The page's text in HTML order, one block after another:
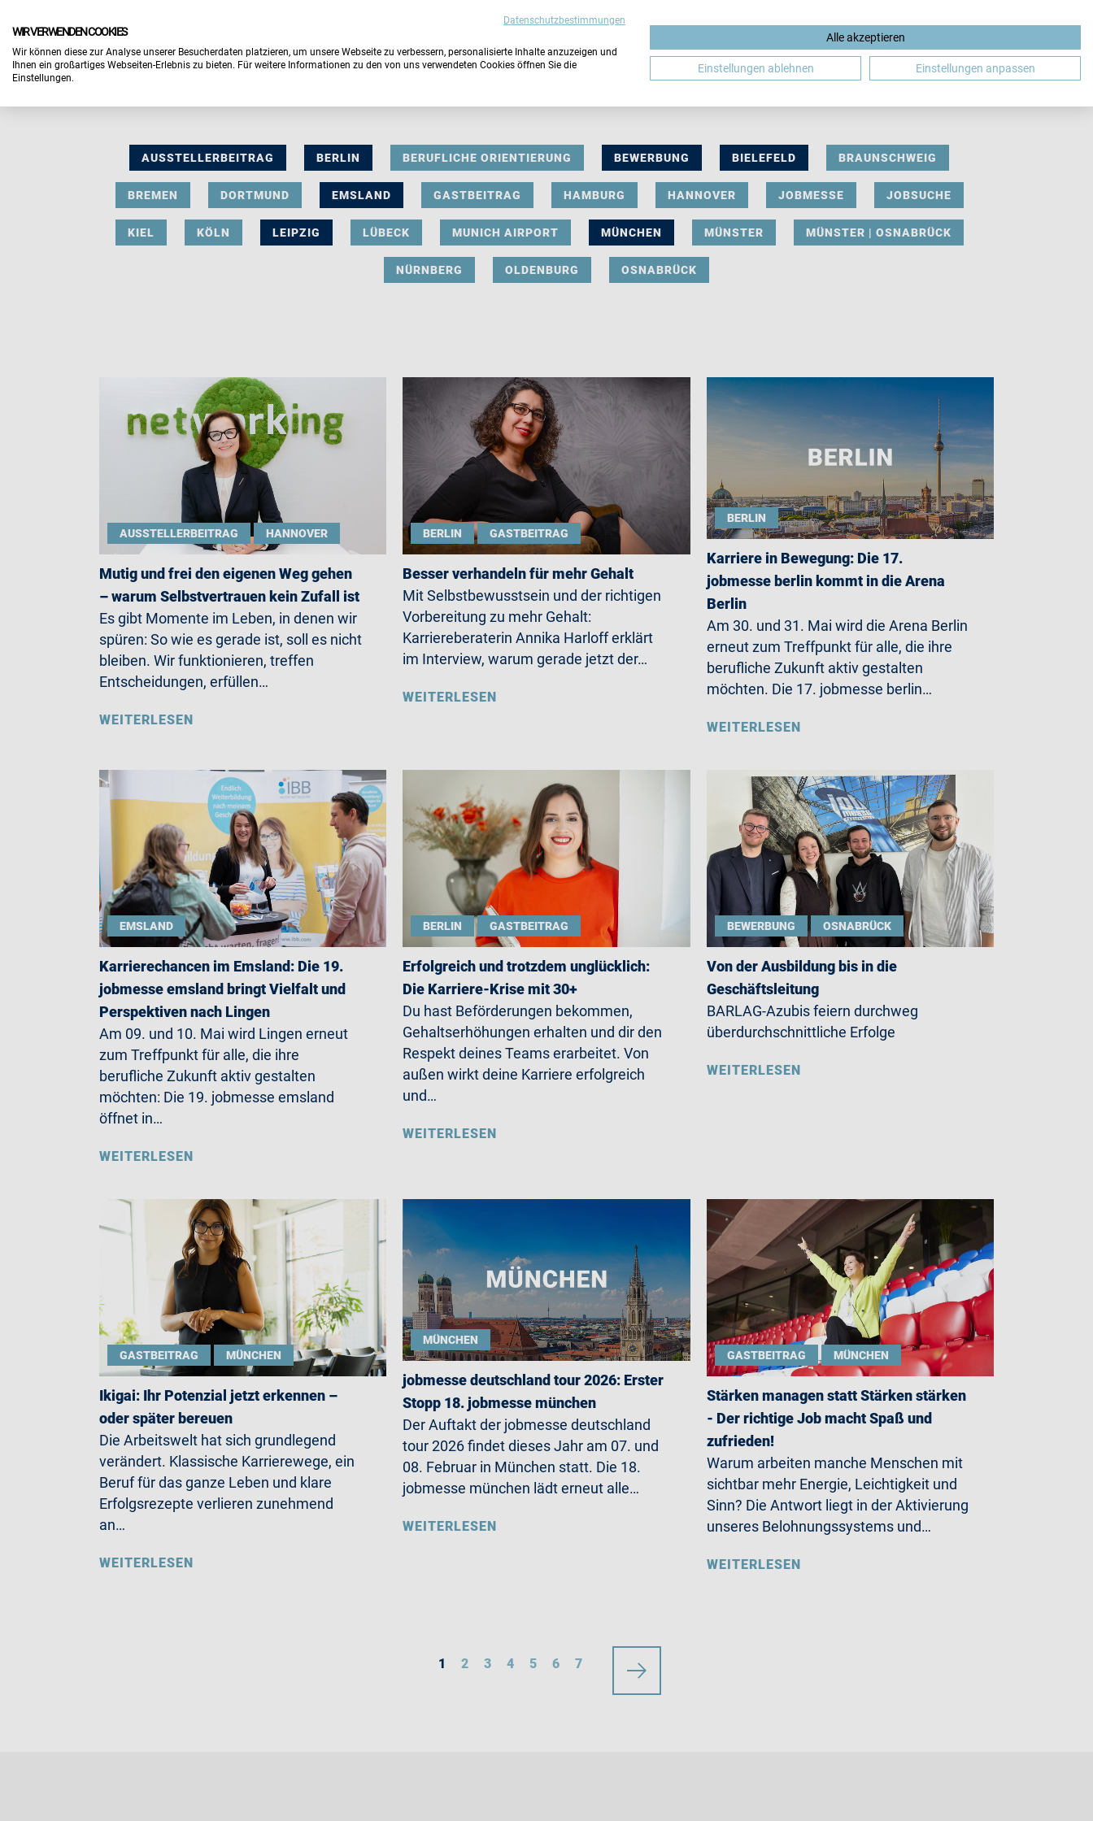
DE
AUSSTELLERBEITRAG BERLIN BERUFLICHE ORIENTIERUNG BEWERBUNG BIELEFELD BRAUNSCHWEIG
BREMEN DORTMUND EMSLAND GASTBEITRAG HAMBURG HANNOVER JOBMESSE JOBSUCHE
KIEL KÖLN LEIPZIG LÜBECK MUNICH AIRPORT MÜNCHEN MÜNSTER MÜNSTER | OSNABRÜCK
NÜRNBERG OLDENBURG OSNABRÜCK
AUSSTELLERBEITRAG HANNOVER
Mutig und frei den eigenen Weg gehen
– warum Selbstvertrauen kein Zufall ist
Es gibt Momente im Leben, in denen wir
spüren: So wie es gerade ist, soll es nicht
bleiben. Wir funktionieren, treffen
Entscheidungen, erfüllen…
WEITERLESEN
BERLIN GASTBEITRAG
Besser verhandeln für mehr Gehalt
Mit Selbstbewusstsein und der richtigen
Vorbereitung zu mehr Gehalt:
Karriereberaterin Annika Harloff erklärt
im Interview, warum gerade jetzt der…
WEITERLESEN
BERLIN
Karriere in Bewegung: Die 17.
jobmesse berlin kommt in die Arena
Berlin
Am 30. und 31. Mai wird die Arena Berlin
erneut zum Treffpunkt für alle, die ihre
berufliche Zukunft aktiv gestalten
möchten. Die 17. jobmesse berlin…
WEITERLESEN
EMSLAND
Karrierechancen im Emsland: Die 19.
jobmesse emsland bringt Vielfalt und
Perspektiven nach Lingen
Am 09. und 10. Mai wird Lingen erneut
zum Treffpunkt für alle, die ihre
berufliche Zukunft aktiv gestalten
möchten: Die 19. jobmesse emsland
öffnet in…
WEITERLESEN
BERLIN GASTBEITRAG
Erfolgreich und trotzdem unglücklich:
Die Karriere-Krise mit 30+
Du hast Beförderungen bekommen,
Gehaltserhöhungen erhalten und dir den
Respekt deines Teams erarbeitet. Von
außen wirkt deine Karriere erfolgreich
und…
WEITERLESEN
BEWERBUNG OSNABRÜCK
Von der Ausbildung bis in die
Geschäftsleitung
BARLAG-Azubis feiern durchweg
überdurchschnittliche Erfolge
WEITERLESEN
GASTBEITRAG MÜNCHEN
Ikigai: Ihr Potenzial jetzt erkennen –
oder später bereuen
Die Arbeitswelt hat sich grundlegend
verändert. Klassische Karrierewege, ein
Beruf für das ganze Leben und klare
Erfolgsrezepte verlieren zunehmend
an…
WEITERLESEN
MÜNCHEN
jobmesse deutschland tour 2026: Erster
Stopp 18. jobmesse münchen
Der Auftakt der jobmesse deutschland
tour 2026 findet dieses Jahr am 07. und
08. Februar in München statt. Die 18.
jobmesse münchen lädt erneut alle…
WEITERLESEN
GASTBEITRAG MÜNCHEN
Stärken managen statt Stärken stärken
- Der richtige Job macht Spaß und
zufrieden!
Warum arbeiten manche Menschen mit
sichtbar mehr Energie, Leichtigkeit und
Sinn? Die Antwort liegt in der Aktivierung
unseres Belohnungssystems und…
WEITERLESEN
1 2 3 4 5 6 7
Datenschutzbestimmungen
WIR VERWENDEN COOKIES
Wir können diese zur Analyse unserer Besucherdaten platzieren, um unsere Webseite zu verbessern, personalisierte Inhalte anzuzeigen und
Ihnen ein großartiges Webseiten-Erlebnis zu bieten. Für weitere Informationen zu den von uns verwendeten Cookies öffnen Sie die
Einstellungen.
Alle akzeptieren
Einstellungen ablehnen Einstellungen anpassen